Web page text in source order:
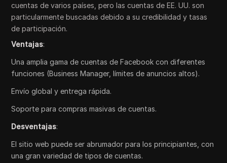
cuentas de varios países, pero las cuentas de EE. UU. son
particularmente buscadas debido a su credibilidad y tasas
de participación.
Ventajas:
Una amplia gama de cuentas de Facebook con diferentes
funciones (Business Manager, límites de anuncios altos).
Envío global y entrega rápida.
Soporte para compras masivas de cuentas.
Desventajas:
El sitio web puede ser abrumador para los principiantes, con
una gran variedad de tipos de cuentas.